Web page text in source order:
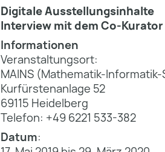
Digitale Ausstellungsinhalte
Interview mit dem Co-
Informationen
Veranstaltungsort:
MAINS (Mathematik-
Kurfürstenanlage 52
69115 Heidelberg
Telefon: +49 6221 533-382
Datum: